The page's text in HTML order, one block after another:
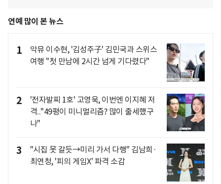
연예 많이 본 뉴스
1
악뮤 이수현, '김성주子' 김민국과 스위스
여행 "첫 만남에 2시간 넘게 기다렸다"
2
'전자발찌 1호' 고영욱, 이번엔 이지혜 저
격.."49평이 미니멀리즘? 많이 출세했구
나"
3
"시집 못 갈듯→미리 가서 다행" 김남희·
최연청, '피의 게임X' 파격 소감